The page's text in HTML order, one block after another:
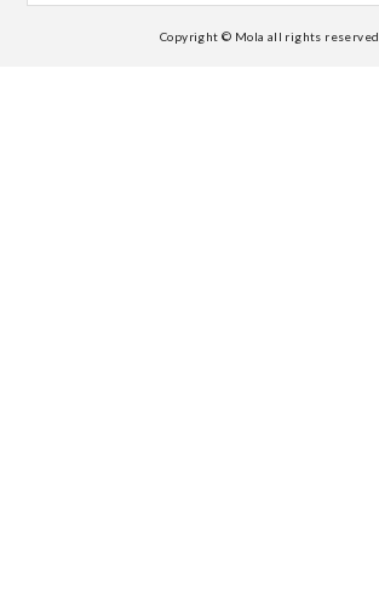
Copyright © Mola all rights reserved.